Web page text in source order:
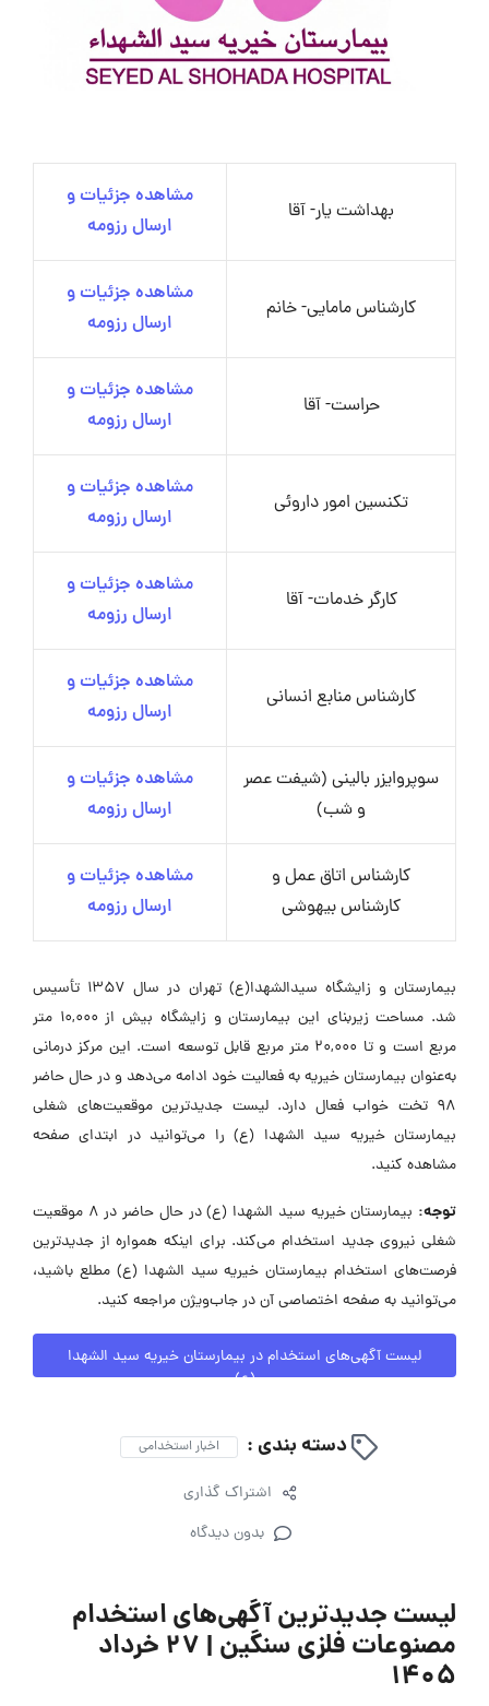
بهداشت یار- آقا
مشاهده جزئیات و
ارسال رزومه
کارشناس مامایی- خانم
مشاهده جزئیات و
ارسال رزومه
حراست- آقا
مشاهده جزئیات و
ارسال رزومه
تکنسین امور داروئی
مشاهده جزئیات و
ارسال رزومه
کارگر خدمات- آقا
مشاهده جزئیات و
ارسال رزومه
کارشناس منابع انسانی
مشاهده جزئیات و
ارسال رزومه
سوپروایزر بالینی (شیفت عصر
و شب)
مشاهده جزئیات و
ارسال رزومه
کارشناس اتاق عمل و
کارشناس بیهوشی
مشاهده جزئیات و
ارسال رزومه
بیمارستان و زایشگاه سیدالشهدا(ع) تهران در سال 1357 تأسیس
شد. مساحت زیربنای این بیمارستان و زایشگاه بیش از 10,000 متر
مربع است و تا 20,000 متر مربع قابل توسعه است. این مرکز درمانی
به‌عنوان بیمارستان خیریه به فعالیت خود ادامه می‌دهد و در حال حاضر
98 تخت خواب فعال دارد. لیست جدیدترین موقعیت‌های شغلی
بیمارستان خیریه سید الشهدا (ع) را می‌توانید در ابتدای صفحه
مشاهده کنید.
توجه:
بیمارستان خیریه سید الشهدا (ع) در حال حاضر در ۸ موقعیت
شغلی نیروی جدید استخدام می‌کند. برای اینکه همواره از جدیدترین
فرصت‌های استخدام بیمارستان خیریه سید الشهدا (ع) مطلع باشید،
می‌توانید به صفحه اختصاصی آن در جاب‌ویژن مراجعه کنید.
لیست آگهی‌های استخدام در بیمارستان خیریه سید الشهدا
(ع)
دسته بندی : اخبار استخدامی
اشتراک گذاری
بدون دیدگاه
لیست جدیدترین آگهی‌های استخدام
مصنوعات فلزی سنگین | ۲۷ خرداد
۱۴۰۵